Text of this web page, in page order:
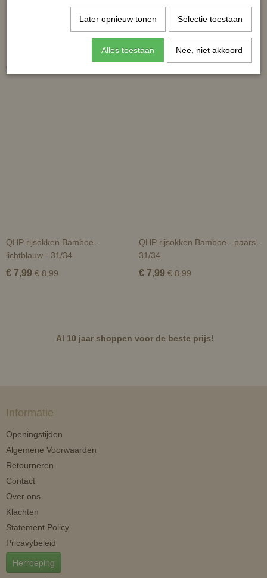
€ 6,95
HB ruitersok Cheval - met
strasssteentjes
QHP rijsokken Bamboe -
lichtblauw - 31/34
€ 7,99 € 8,99
QHP rijsokken Bamboe - paars -
31/34
€ 7,99 € 8,99
Al 10 jaar shoppen voor de beste prijs!
Informatie
Openingstijden
Algemene Voorwaarden
Retourneren
Contact
Over ons
Klachten
Statement Policy
Pricavybeleid
Herroeping
Later opnieuw tonen Selectie toestaan
Alles toestaan Nee, niet akkoord